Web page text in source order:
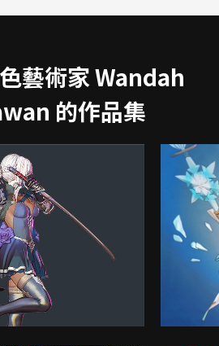
藝術家 Wandah
的作品集